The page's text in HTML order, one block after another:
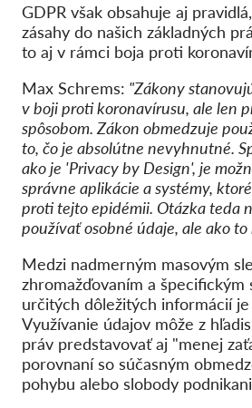
GDPR však obsahuje aj
zásahy do našich základných
to aj v rámci boja proti
Max Schrems: "Zákony
v boji proti koronavírusu, ale len
spôsobom. Zákon obmedzuje
to, čo je absolútne nevyhnutné.
ako je 'Privacy by Design', je
správne aplikácie a systémy,
proti tejto epidémii. Otázka teda
používať osobné údaje, ale ako
Medzi nadmerným masovým
zhromažďovaním a špecifickým
určitých dôležitých informácií
Využívanie údajov môže z
práv predstavovať aj "menej
porovnaní so súčasným
pohybu alebo slobody